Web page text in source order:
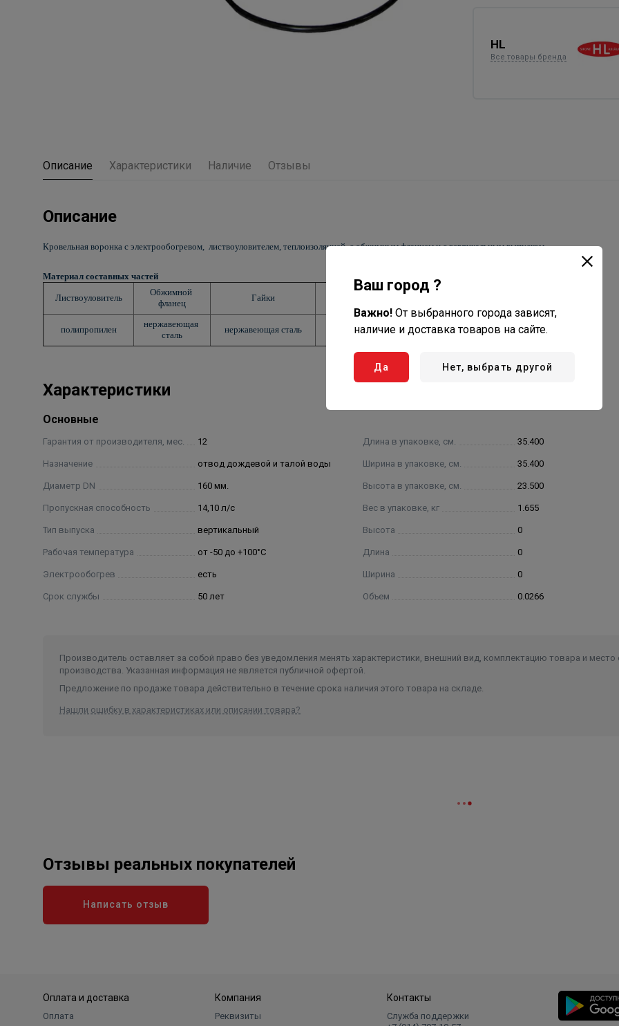
HL
Все товары бренда
Описание Характеристики Наличие Отзывы
Описание
Кровельная воронка с электрообогревом, листвоуловителем, теплоизоляцией, с обжимным фланцем и с вертикальным выпуском
Материал составных частей
Листвоуловитель
Обжимной
фланец
Гайки
полипропилен
нержавеющая
сталь
нержавеющая сталь полипропилен
Характеристики
Основные
Гарантия от производителя, мес. 12
Назначение отвод дождевой и талой воды
Диаметр DN 160 мм.
Пропускная способность 14,10 л/с
Тип выпуска вертикальный
Рабочая температура от -50 до +100°С
Электрообогрев есть
Срок службы 50 лет
Длина в упаковке, см. 35.400
Ширина в упаковке, см. 35.400
Высота в упаковке, см. 23.500
Вес в упаковке, кг 1.655
Высота 0
Длина 0
Ширина 0
Объем 0.0266
Производитель оставляет за собой право без уведомления менять характеристики, внешний вид, комплектацию товара и место
производства. Указанная информация не является публичной офертой.
Предложение по продаже товара действительно в течение срока наличия этого товара на складе.
Нашли ошибку в характеристиках или описании товара?
Отзывы реальных покупателей
Написать отзыв
Оплата и доставка
Оплата
Компания
Реквизиты
Контакты
Служба поддержки
Ваш город ?
Важно! От выбранного города зависят,
наличие и доставка товаров на сайте.
Да Нет, выбрать другой